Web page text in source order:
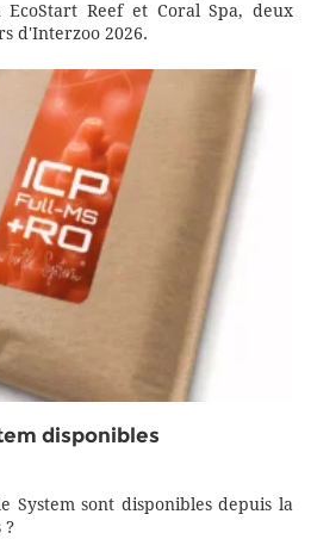
Reef et Coral Spa, deux
d'Interzoo 2026.
disponibles
System sont disponibles depuis la
?